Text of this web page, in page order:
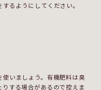
るようにしてください。
いましょう。有機肥料は臭
する場合があるので控えま